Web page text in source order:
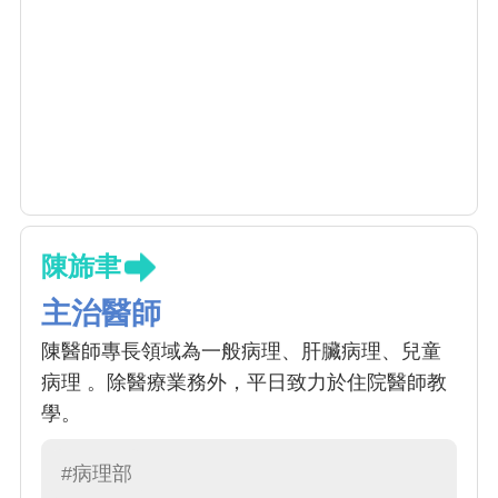
陳旆聿
主治醫師
陳醫師專長領域為一般病理、肝臟病理、兒童
病理 。除醫療業務外，平日致力於住院醫師教
學。
#病理部